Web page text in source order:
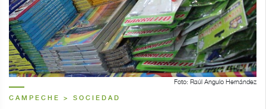
Foto: Raúl Angulo Hernández
CAMPECHE > SOCIEDAD